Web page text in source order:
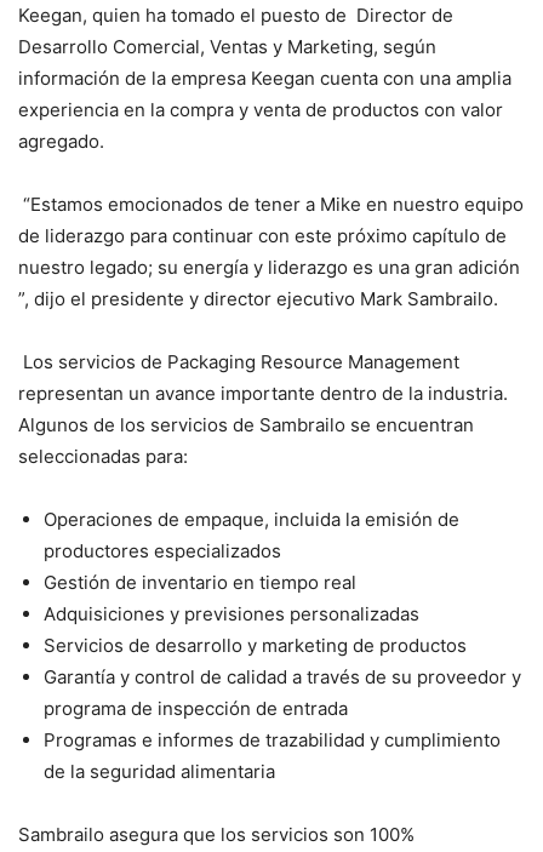
Keegan, quien ha tomado el puesto de Director de
Desarrollo Comercial, Ventas y Marketing, según
información de la empresa Keegan cuenta con una amplia
experiencia en la compra y venta de productos con valor
agregado.
“Estamos emocionados de tener a Mike en nuestro equipo
de liderazgo para continuar con este próximo capítulo de
nuestro legado; su energía y liderazgo es una gran adición
”, dijo el presidente y director ejecutivo Mark Sambrailo.
Los servicios de Packaging Resource Management
representan un avance importante dentro de la industria.
Algunos de los servicios de Sambrailo se encuentran
seleccionadas para:
Operaciones de empaque, incluida la emisión de
productores especializados
Gestión de inventario en tiempo real
Adquisiciones y previsiones personalizadas
Servicios de desarrollo y marketing de productos
Garantía y control de calidad a través de su proveedor y
programa de inspección de entrada
Programas e informes de trazabilidad y cumplimiento
de la seguridad alimentaria
Sambrailo asegura que los servicios son 100%